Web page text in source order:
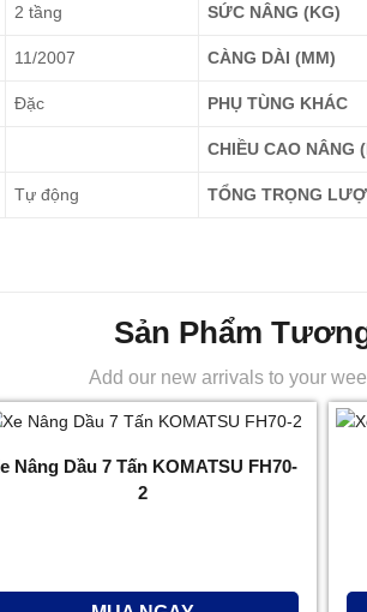
2 tầng SỨC NÂNG (KG)
11/2007 CÀNG DÀI (MM)
Đặc PHỤ TÙNG KHÁC
CHIỀU CAO NÂNG
Tự động TỔNG TRỌNG
Sản Phẩm
Add our new arrivals to your
Nâng Dầu 7 Tấn KOMATSU FH70-
2